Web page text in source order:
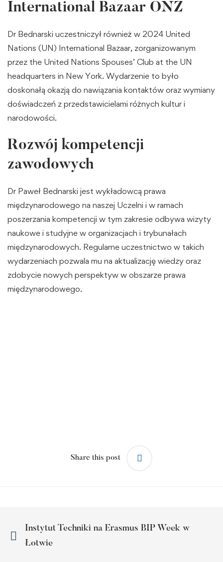
International Bazaar ONZ
Dr Bednarski uczestniczył również w 2024 United
Nations (UN) International Bazaar, zorganizowanym
przez the United Nations Spouses’ Club at the UN
headquarters in New York. Wydarzenie to było
doskonałą okazją do nawiązania kontaktów oraz wymiany
doświadczeń z przedstawicielami różnych kultur i
narodowości.
Rozwój kompetencji
zawodowych
Dr Paweł Bednarski jest wykładowcą prawa
międzynarodowego na naszej Uczelni i w ramach
poszerzania kompetencji w tym zakresie odbywa wizyty
naukowe i studyjne w organizacjach i trybunałach
międzynarodowych. Regularne uczestnictwo w takich
wydarzeniach pozwala mu na aktualizację wiedzy oraz
zdobycie nowych perspektyw w obszarze prawa
międzynarodowego.
Share this post
Instytut Techniki na Erasmus BIP Week w
Łotwie